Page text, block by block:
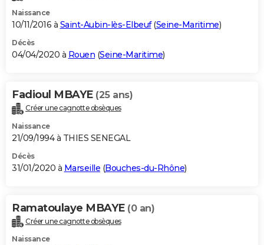
Naissance
10/11/2016 à Saint-Aubin-lès-Elbeuf(Seine-Maritime)
Décès
04/04/2020 à Rouen (Seine-Maritime)
Fadioul MBAYE (25 ans)
Créer une cagnotte obsèques
Naissance
21/09/1994 à THIES SENEGAL
Décès
31/01/2020 à Marseille (Bouches-du-Rhône)
Ramatoulaye MBAYE (0 an)
Créer une cagnotte obsèques
Naissance